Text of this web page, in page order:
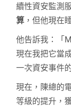
續性資安監測
算 ，但他現在
他告訴我：「
現在我把它當
一次資安事件
現在，陳總的
等級的提升，